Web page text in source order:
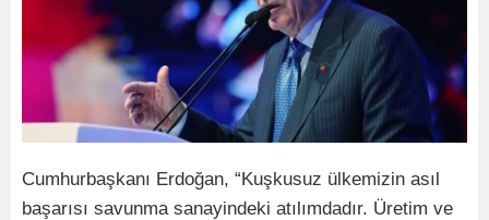
Cumhurbaşkanı Erdoğan, “Kuşkusuz ülkemizin asıl
başarısı savunma sanayindeki atılımdadır. Üretim ve